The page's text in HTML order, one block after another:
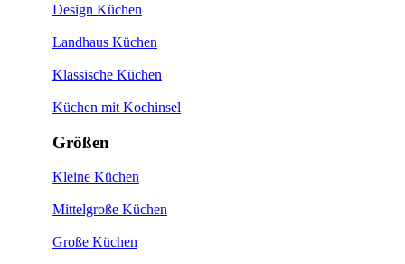
Design Küchen
Landhaus Küchen
Klassische Küchen
Küchen mit Kochinsel
Größen
Kleine Küchen
Mittelgroße Küchen
Große Küchen